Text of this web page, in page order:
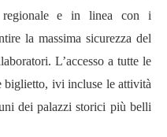
regionale e in linea con i
la massima sicurezza del
L’accesso a tutte le
biglietto, ivi incluse le attività
dei palazzi storici più belli